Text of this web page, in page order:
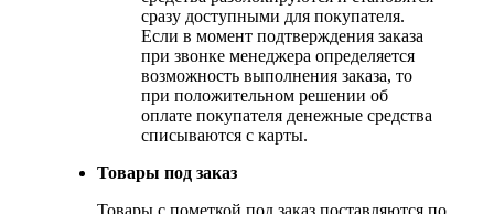
сразу доступными для покупателя.
Если в момент подтверждения заказа
при звонке менеджера определяется
возможность выполнения заказа, то
при положительном решении об
оплате покупателя денежные средства
списываются с карты.
Товары под заказ
Товары с пометкой под заказ поставляются по